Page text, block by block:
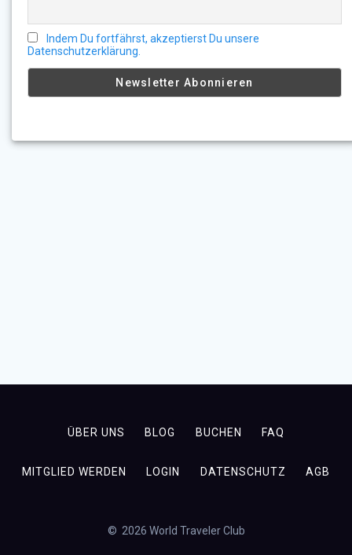
Indem Du fortfährst, akzeptierst Du unsere
Datenschutzerklärung.
ÜBER UNS BLOG BUCHEN FAQ
MITGLIED WERDEN LOGIN DATENSCHUTZ AGB
© 2026 World Traveler Club